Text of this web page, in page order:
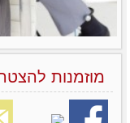
מוזמנות